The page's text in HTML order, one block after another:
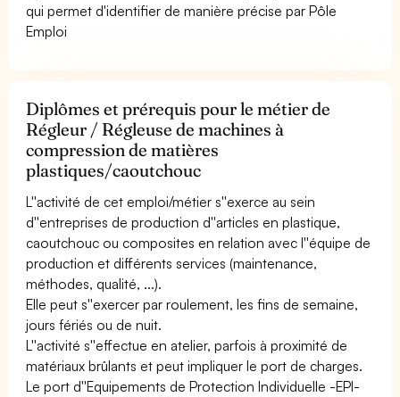
qui permet d'identifier de manière précise par Pôle
Emploi
Diplômes et prérequis pour le métier de
Régleur / Régleuse de machines à
compression de matières
plastiques/caoutchouc
L''activité de cet emploi/métier s''exerce au sein
d''entreprises de production d''articles en plastique,
caoutchouc ou composites en relation avec l''équipe de
production et différents services (maintenance,
méthodes, qualité, ...).
Elle peut s''exercer par roulement, les fins de semaine,
jours fériés ou de nuit.
L''activité s''effectue en atelier, parfois à proximité de
matériaux brûlants et peut impliquer le port de charges.
Le port d''Equipements de Protection Individuelle -EPI-